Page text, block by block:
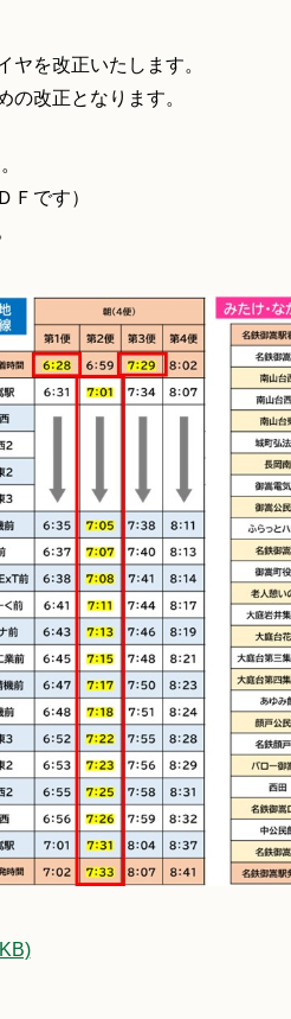
を改正いたします。
改正となります。
Ｆです）